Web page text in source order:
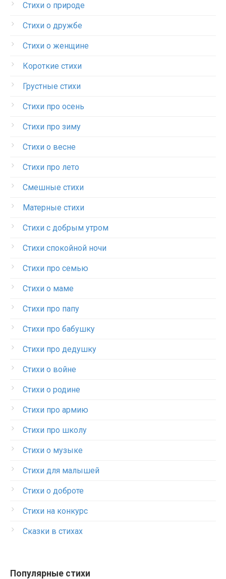
Стихи о природе
Стихи о дружбе
Стихи о женщине
Короткие стихи
Грустные стихи
Стихи про осень
Стихи про зиму
Стихи о весне
Стихи про лето
Смешные стихи
Матерные стихи
Стихи с добрым утром
Стихи спокойной ночи
Стихи про семью
Стихи о маме
Стихи про папу
Стихи про бабушку
Стихи про дедушку
Стихи о войне
Стихи о родине
Стихи про армию
Стихи про школу
Стихи о музыке
Стихи для малышей
Стихи о доброте
Стихи на конкурс
Сказки в стихах
Популярные стихи